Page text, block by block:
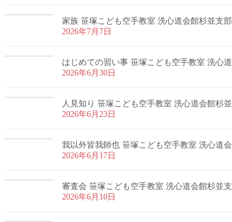
家族 笹塚こども空手教室 洗心道会館杉並支
2026年7月7日
はじめての習い事 笹塚こども空手教室 洗心
2026年6月30日
人見知り 笹塚こども空手教室 洗心道会館杉
2026年6月23日
我以外皆我師也 笹塚こども空手教室 洗心道
2026年6月17日
審査会 笹塚こども空手教室 洗心道会館杉並
2026年6月10日